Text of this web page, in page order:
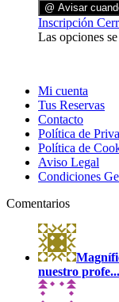
@ Avisar
Inscripción
Las opciones
Mi cuenta
Tus Reservas
Contacto
Política de
Política de
Aviso Legal
Condiciones
Comentarios
nuestro profe...